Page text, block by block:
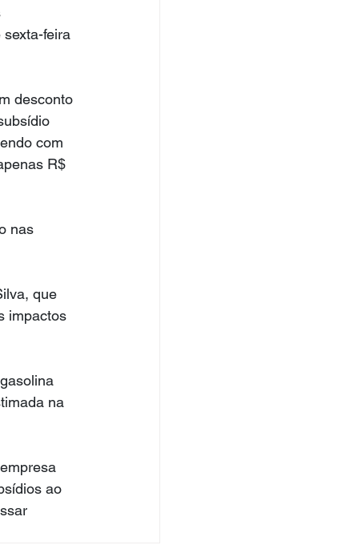
feira
desconto
com
R$
nas
que
impactos
na
ao